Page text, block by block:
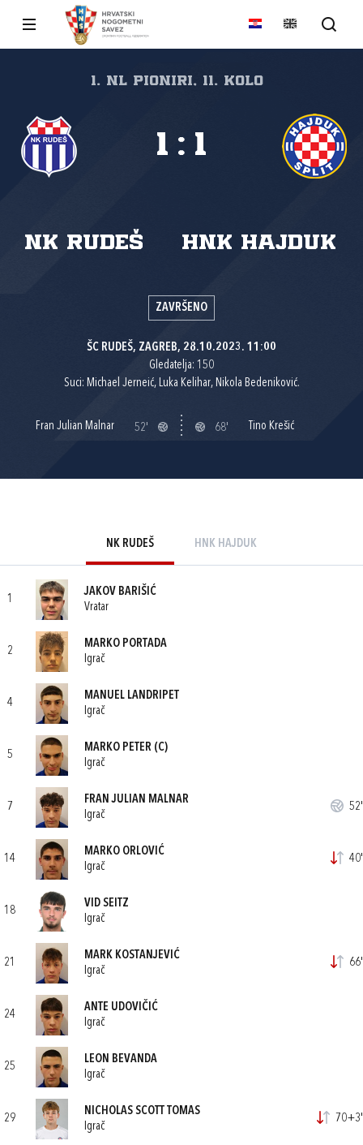
1. NL pioniri, 11. kolo
NK Rudeš HNK Hajduk
1 : 1
ZAVRŠENO
ŠC RUDEŠ, ZAGREB, 28.10.2023. 11:00
Gledatelja: 150
Suci: Michael Jerneić, Luka Kelihar, Nikola Bedeniković.
Fran Julian Malnar 52' 68' Tino Krešić
NK RUDEŠ HNK HAJDUK
1
JAKOV BARIŠIĆ
Vratar
2
MARKO PORTADA
Igrač
4
MANUEL LANDRIPET
Igrač
5
MARKO PETER (C)
Igrač
7
FRAN JULIAN MALNAR
Igrač
52'
14
MARKO ORLOVIĆ
Igrač
40'
18
VID SEITZ
Igrač
21
MARK KOSTANJEVIĆ
Igrač
66'
24
ANTE UDOVIČIĆ
Igrač
25
LEON BEVANDA
Igrač
29
NICHOLAS SCOTT TOMAS
Igrač
70+3'